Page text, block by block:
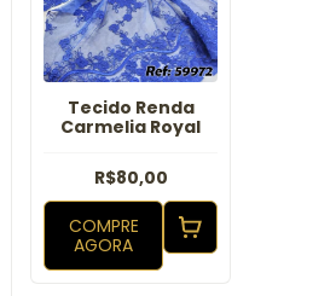
Tecido Renda
Carmelia Royal
R$80,00
COMPRE
AGORA